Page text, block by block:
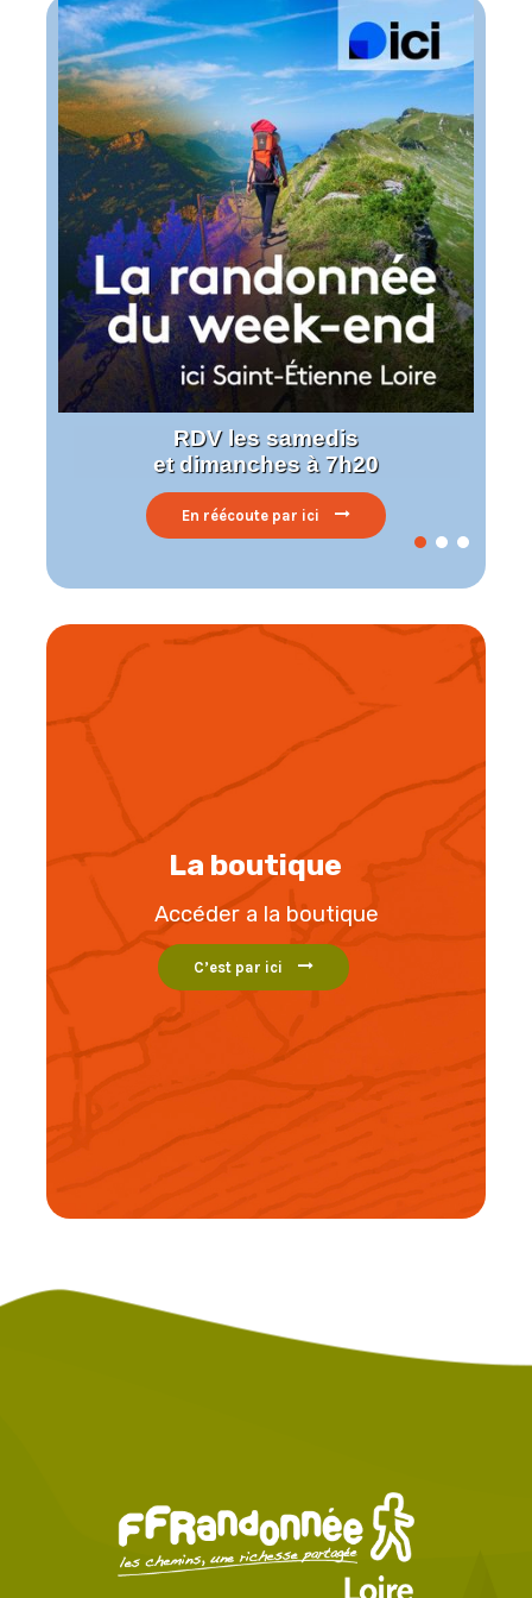
En réécoute par ici
RDV les samedis
et dimanches à 7h20
La boutique
Accéder a la boutique
C’est par ici